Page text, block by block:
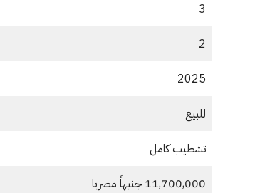
3
2
2025
للبيع
تشطيب كامل
11,700,000 جنيهاً مصريا